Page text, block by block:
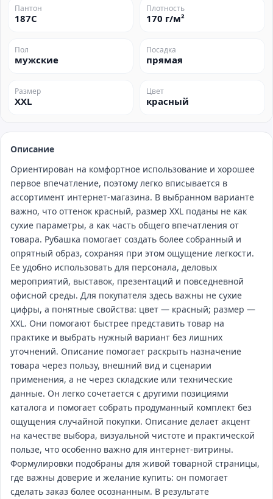
Пантон
187C
Плотность
170 г/м²
Пол
мужские
Посадка
прямая
Размер
XXL
Цвет
красный
Описание
Ориентирован на комфортное использование и хорошее
первое впечатление, поэтому легко вписывается в
ассортимент интернет‑магазина. В выбранном варианте
важно, что оттенок красный, размер XXL поданы не как
сухие параметры, а как часть общего впечатления от
товара. Рубашка помогает создать более собранный и
опрятный образ, сохраняя при этом ощущение легкости.
Ее удобно использовать для персонала, деловых
мероприятий, выставок, презентаций и повседневной
офисной среды. Для покупателя здесь важны не сухие
цифры, а понятные свойства: цвет — красный; размер —
XXL. Они помогают быстрее представить товар на
практике и выбрать нужный вариант без лишних
уточнений. Описание помогает раскрыть назначение
товара через пользу, внешний вид и сценарии
применения, а не через складские или технические
данные. Он легко сочетается с другими позициями
каталога и помогает собрать продуманный комплект без
ощущения случайной покупки. Описание делает акцент
на качестве выбора, визуальной чистоте и практической
пользе, что особенно важно для интернет‑витрины.
Формулировки подобраны для живой товарной страницы,
где важны доверие и желание купить: он помогает
сделать заказ более осознанным. В результате